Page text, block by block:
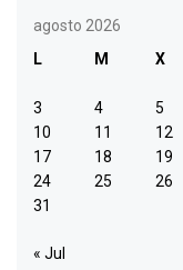
agosto 2026
L
M X
3
4 5
10
11 12
17
18 19
24
25 26
31
« Jul